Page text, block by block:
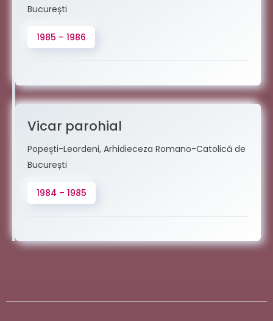
București
1985 – 1986
Vicar parohial
Popeşti-Leordeni, Arhidieceza Romano-Catolică de
București
1984 – 1985